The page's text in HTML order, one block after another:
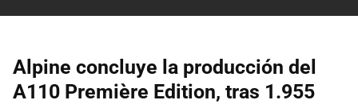
Alpine concluye la producción del
A110 Première Edition, tras 1.955